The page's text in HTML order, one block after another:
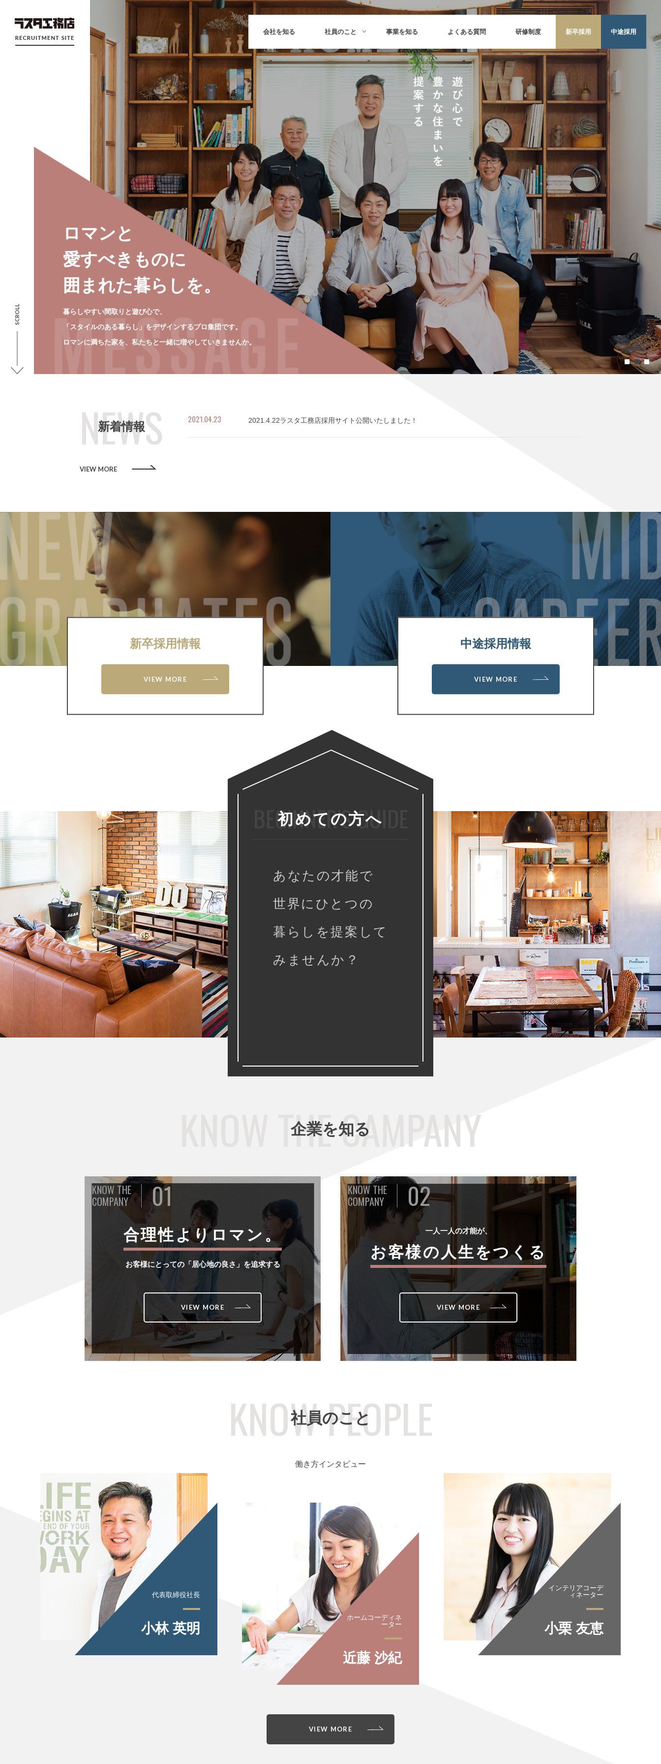
会社を知る 社員のこと 事業を知る よくある質問 研修制度 新卒採用 中途採用
ロマンと
愛すべきものに
囲まれた暮らしを。
暮らしやすい間取りと遊び⼼で、
「スタイルのある暮らし」をデザインするプロ集団です。
ロマンに満ちた家を、私たちと⼀緒に増やしていきませんか。
SCROLL
新着情報
2021.04.23 2021.4.22ラスタ工務店採用サイト公開いたしました！
VIEW MORE
新卒採用情報
VIEW MORE
中途採用情報
VIEW MORE
初めての方へ
あなたの才能で
世界にひとつの
暮らしを提案して
みませんか？
企業を知る
KNOW THE
COMPANY
01
合理性よりロマン。
お客様にとっての「居⼼地の良さ」を追求する
VIEW MORE
KNOW THE
COMPANY
02
⼀⼈⼀⼈の才能が、
お客様の⼈⽣をつくる
VIEW MORE
社員のこと
働き⽅インタビュー
代表取締役社長
小林 英明
ホームコーディネ
ーター
近藤 沙紀
インテリアコーデ
ィネーター
⼩栗 友恵
VIEW MORE